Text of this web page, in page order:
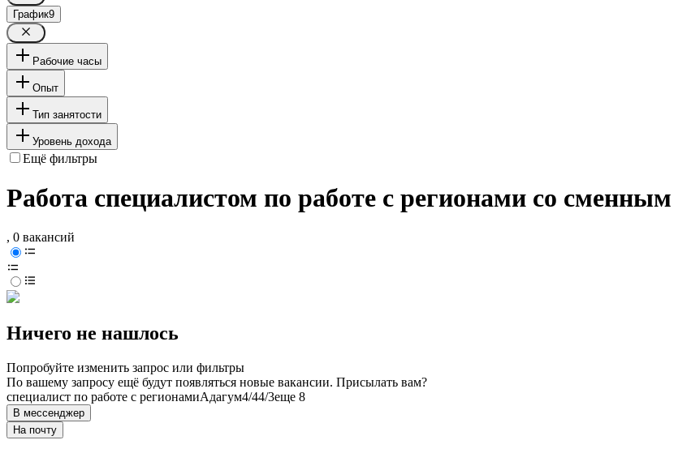
График9
Рабочие часы
Опыт
Тип занятости
Уровень дохода
Ещё фильтры
Работа специалистом по работе с регионами со
, 0 вакансий
Ничего не нашлось
Попробуйте изменить запрос или фильтры
По вашему запросу ещё будут появляться новые вакансии. Присылать вам?
специалист по работе с регионамиАдагум4/44/3еще 8
В мессенджер
На почту